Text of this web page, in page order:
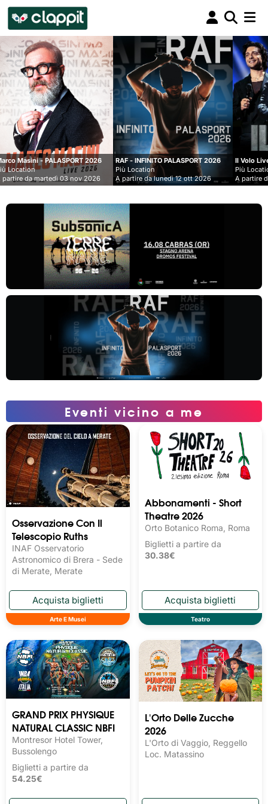
Clappit
biglietteria
2026
nov 2026
RAF - INFINITO PALASPORT 2026
Più Location
A partire da lunedì 12 ott 2026
Il Volo Live nei Palasport 2026
Più Location
A partire da lunedì 07 dic 2026
Eventi vicino a me
Osservazione Con Il
Telescopio Ruths
INAF Osservatorio
Astronomico di Brera - Sede
di Merate, Merate
Arte E Musei
Abbonamenti - Short
Theatre 2026
Orto Botanico Roma, Roma
Biglietti a partire da
30.38€
Teatro
GRAND PRIX PHYSIQUE
NATURAL CLASSIC NBFI
Montresor Hotel Tower,
Bussolengo
Biglietti a partire da
54.25€
L'Orto Delle Zucche
2026
L'Orto di Vaggio, Reggello
Loc. Matassino